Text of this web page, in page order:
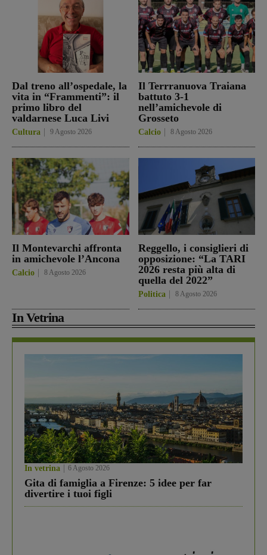
Dal treno all’ospedale, la
vita in “Frammenti”: il
primo libro del
valdarnese Luca Livi
Cultura 9 Agosto 2026
Il Terrranuova Traiana
battuto 3-1
nell’amichevole di
Grosseto
Calcio 8 Agosto 2026
Il Montevarchi affronta
in amichevole l’Ancona
Calcio 8 Agosto 2026
Reggello, i consiglieri di
opposizione: “La TARI
2026 resta più alta di
quella del 2022”
Politica 8 Agosto 2026
In Vetrina
In vetrina 6 Agosto 2026
Gita di famiglia a Firenze: 5 idee per far
divertire i tuoi figli